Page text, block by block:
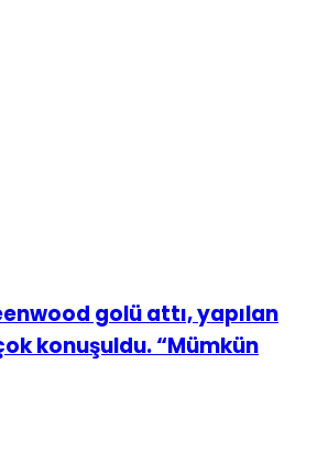
golü attı, yapılan
konuşuldu. “Mümkün